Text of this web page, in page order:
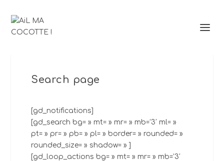
Search page
[gd_notifications]
[gd_search bg= » mt= » mr= » mb=’3′ ml= »
pt= » pr= » pb= » pl= » border= » rounded= »
rounded_size= » shadow= » ]
[gd_loop_actions bg= » mt= » mr= » mb=’3′